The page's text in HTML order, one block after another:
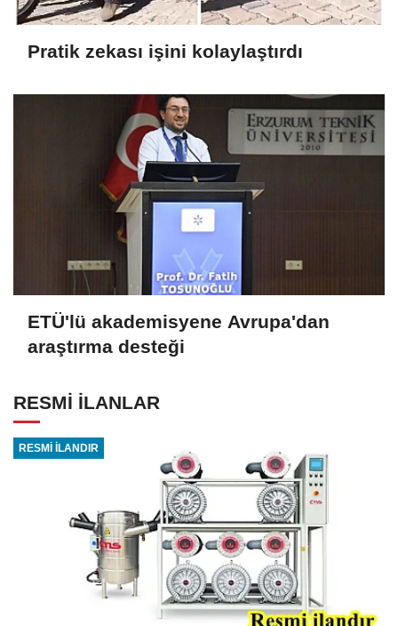
Pratik zekası işini kolaylaştırdı
ETÜ'lü akademisyene Avrupa'dan
araştırma desteği
RESMİ İLANLAR
RESMİ İLANDIR